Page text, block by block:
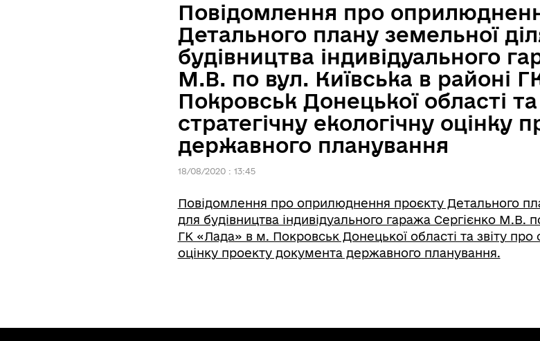
Повідомлення про
Детального плану земельної
будівництва індивідуального
М.В. по вул. Київська в районі
Покровськ Донецької області та
стратегічну екологічну оцінку
державного планування
18/08/2020 : 13:45
Повідомлення про оприлюднення проєкту Детального
для будівництва індивідуального гаража Сергієнко М.В.
ГК «Лада» в м. Покровськ Донецької області та звіту про
оцінку проекту документа державного планування.